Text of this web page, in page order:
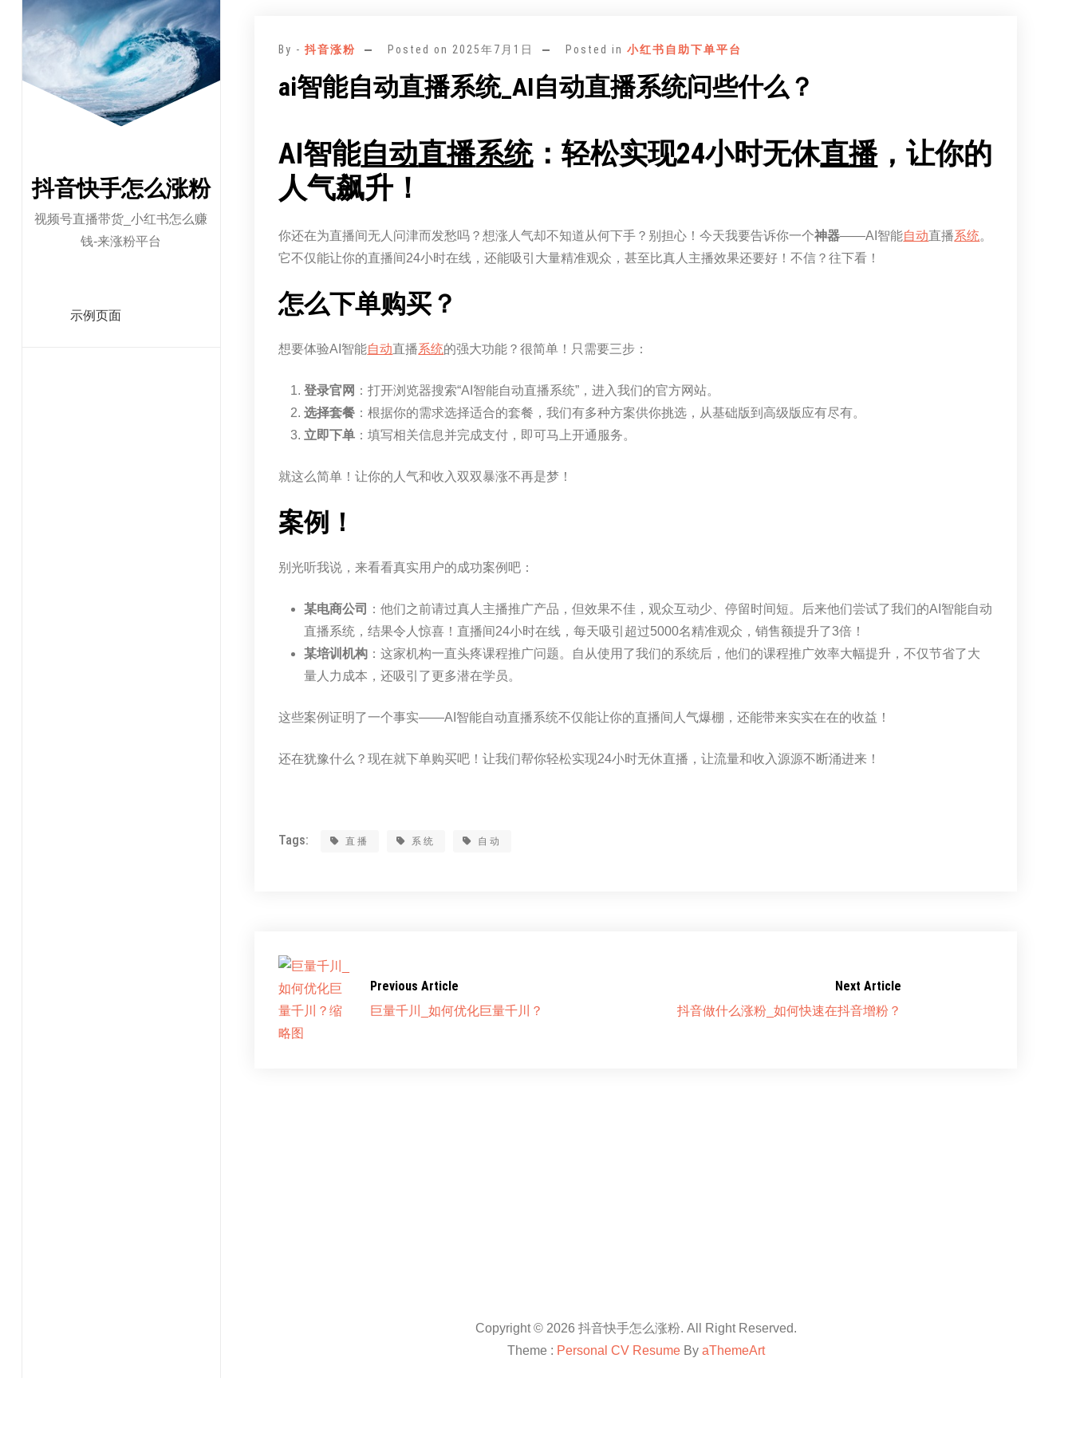
抖音快手怎么涨粉
视频号直播带货_小红书怎么赚
钱-来涨粉平台
示例页面
By -抖音涨粉 Posted on 2025年7月1日 Posted in小红书自助下单平台
ai智能自动直播系统_AI自动直播系统问些什么？
AI智能自动直播系统：轻松实现24小时无休直播，让你的
人气飙升！
你还在为直播间无人问津而发愁吗？想涨人气却不知道从何下手？别担心！今天我要告诉你一个神器——AI智能自动直播系统。
它不仅能让你的直播间24小时在线，还能吸引大量精准观众，甚至比真人主播效果还要好！不信？往下看！
怎么下单购买？
想要体验AI智能自动直播系统的强大功能？很简单！只需要三步：
登录官网 ：打开浏览器搜索“AI智能自动直播系统”，进入我们的官方网站。
选择套餐 ：根据你的需求选择适合的套餐，我们有多种方案供你挑选，从基础版到高级版应有尽有。
立即下单 ：填写相关信息并完成支付，即可马上开通服务。
就这么简单！让你的人气和收入双双暴涨不再是梦！
案例！
别光听我说，来看看真实用户的成功案例吧：
某电商公司
：他们之前请过真人主播推广产品，但效果不佳，观众互动少、停留时间短。后来他们尝试了我们的AI智能自动
直播系统，结果令人惊喜！直播间24小时在线，每天吸引超过5000名精准观众，销售额提升了3倍！
某培训机构 ：这家机构一直头疼课程推广问题。自从使用了我们的系统后，他们的课程推广效率大幅提升，不仅节省了大
量人力成本，还吸引了更多潜在学员。
这些案例证明了一个事实——AI智能自动直播系统不仅能让你的直播间人气爆棚，还能带来实实在在的收益！
还在犹豫什么？现在就下单购买吧！让我们帮你轻松实现24小时无休直播，让流量和收入源源不断涌进来！
Tags: 直播 系统 自动
Previous Article
巨量千川_如何优化巨量千川？
Next Article
抖音做什么涨粉_如何快速在抖音增粉？
Copyright © 2026 抖音快手怎么涨粉. All Right Reserved.
Theme : Personal CV ResumeBy aThemeArt